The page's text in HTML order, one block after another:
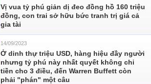
Vị vua tỷ phú giản dị đeo đồng hồ 160 triệu
đồng, con trai sở hữu bức tranh trị giá cả
gia tài
14/09/2023
Ở dinh thự triệu USD, hàng hiệu đầy người
nhưng tỷ phú này nhất quyết không chi
tiền cho 3 điều, đến Warren Buffett còn
phải "phán" một câu